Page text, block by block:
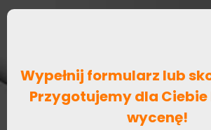
Wypełnij formularz lub
Przygotujemy dla Ciebie
wycenę!